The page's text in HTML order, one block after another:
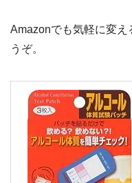
Amazonでも気軽に変
うぞ。